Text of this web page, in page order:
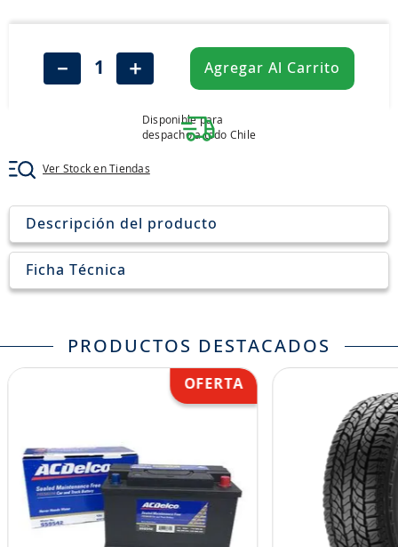
＋
－ Agregar Al Carrito
Disponible para
despacho a todo Chile
Ver Stock en Tiendas
Descripción del producto
Ficha Técnica
PRODUCTOS DESTACADOS
john deere